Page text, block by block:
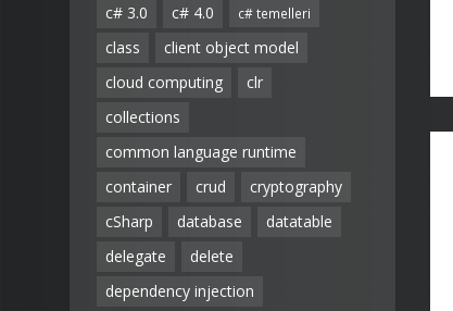
c# 3.0
c# 4.0 c# temelleri
class
client object model
cloud computing
clr
collections
common language runtime
container
crud
cryptography
cSharp
database
datatable
delegate
delete
dependency injection